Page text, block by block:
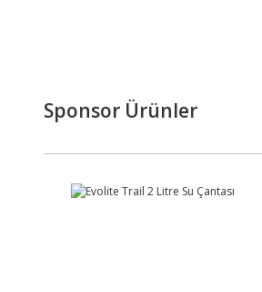
Sponsor Ürünler